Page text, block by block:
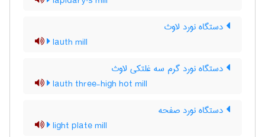
دستگاه نورد لاوث
lauth mill
دستگاه نورد گرم سه غلتکی لاوث
lauth three-high hot mill
دستگاه نورد صفحه
light plate mill